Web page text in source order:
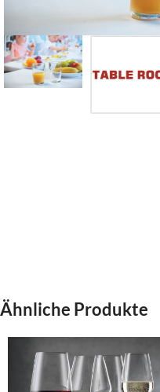
Ähnliche Produkte